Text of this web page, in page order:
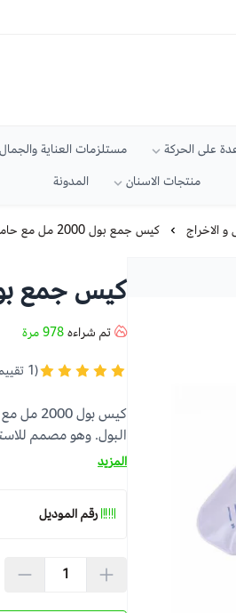
على الحركة مستلزمات العناية والجمال
منتجات الاسنان
المدونة
الاخراج كيس جمع بول 2000 مل مع حامل
كيس جمع بول 2000 مل
تم شراءه978مرة
(1 تقييم)
البول. وهو مصمم
المزيد
رقم الموديل